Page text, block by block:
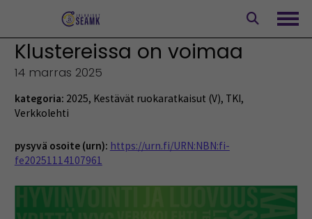
Klustereissa on voimaa
14 marras 2025
kategoria: 2025, Kestävät ruokaratkaisut (V), TKI,
Verkkolehti
pysyvä osoite (urn): https://urn.fi/URN:NBN:fi-
fe20251114107961